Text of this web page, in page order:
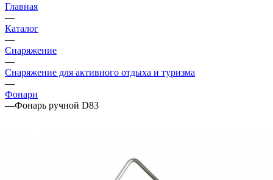
Главная
—
Каталог
—
Снаряжение
—
Снаряжение для активного отдыха и туризма
—
Фонари
—Фонарь ручной D83